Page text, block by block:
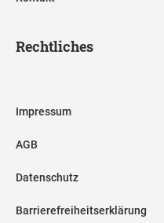
Rechtliches
Impressum
AGB
Datenschutz
Barrierefreiheitserklärung